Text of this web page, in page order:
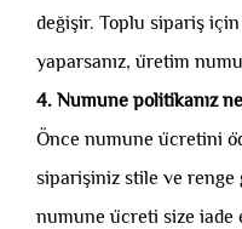
değişir. Toplu sipariş
yaparsanız, üretim
4. Numune politikanız
Önce numune ücretini
siparişiniz stile ve renge
numune ücreti size iade